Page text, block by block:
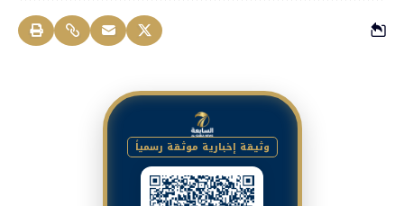
وثيقة إخبارية موثقة رسمياً